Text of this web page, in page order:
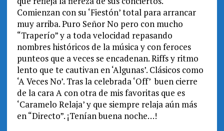
Comienzan con su ‘Fiestón’ total para arrancar
muy arriba. Puro Señor No pero con mucho
“Traperío” y a toda velocidad repasando
nombres históricos de la música y con feroces
punteos que a veces se encadenan. Riffs y ritmo
lento que te cautivan en ‘Algunas’. Clásicos como
‘A Veces No’. Tras la celebrada ‘Off’ buen cierre
de la cara A con otra de mis favoritas que es
‘Caramelo Relaja’ y que siempre relaja aún más
en “Directo”. ¡Tenían buena noche…!